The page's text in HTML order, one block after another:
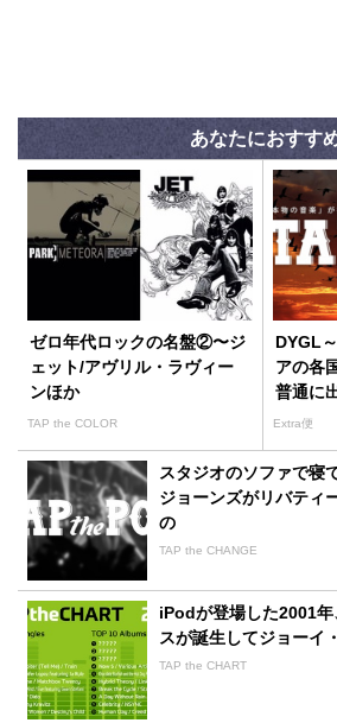
あなたにおすす
ゼロ年代ロックの名盤②〜ジ
ェット/アヴリル・ラヴィー
ンほか
TAP the COLOR
DYGL
アの各
普通に
時代
Extra便
スタジオのソファで寝
ジョーンズがリバティ
の
TAP the CHANGE
iPodが登場した2001年
スが誕生してジョーイ
TAP the CHART